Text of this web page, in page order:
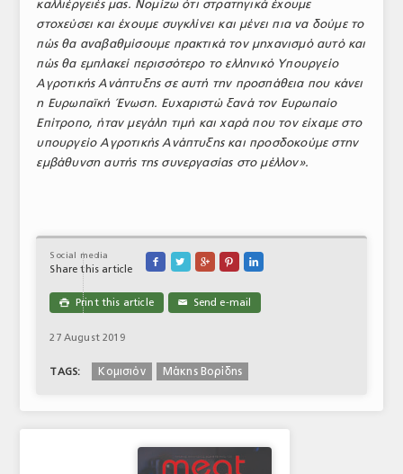
καλλιέργειές μας. Νομίζω ότι στρατηγικά έχουμε
στοχεύσει και έχουμε συγκλίνει και μένει πια να δούμε το
πώς θα αναβαθμίσουμε πρακτικά τον μηχανισμό αυτό και
πώς θα εμπλακεί περισσότερο το ελληνικό Υπουργείο
Αγροτικής Ανάπτυξης σε αυτή την προσπάθεια που κάνει
η Ευρωπαϊκή Ένωση. Ευχαριστώ ξανά τον Ευρωπαίο
Επίτροπο, ήταν μεγάλη τιμή και χαρά που τον είχαμε στο
υπουργείο Αγροτικής Ανάπτυξης και προσδοκούμε στην
εμβάθυνση αυτής της συνεργασίας στο μέλλον».
Social media
Share this article
    
 Print this article ✉ Send e-mail
27 August 2019
TAGS: Κομισιόν Μάκης Βορίδης